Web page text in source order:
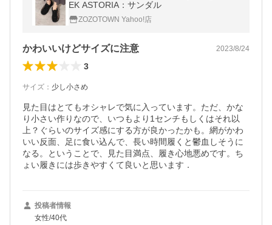
EK ASTORIA：サンダル
ZOZOTOWN Yahoo!店
かわいいけどサイズに注意 2023/8/24
3
サイズ ： 少し小さめ
見た目はとてもオシャレで気に入っています。ただ、かな
り小さい作りなので、いつもより1センチもしくはそれ以
上？ぐらいのサイズ感にする方が良かったかも。網がかわ
いい反面、足に食い込んで、長い時間履くと鬱血しそうに
なる。ということで、見た目満点、履き心地悪めです。ち
ょい履きには歩きやすくて良いと思います．
投稿者情報
女性/40代